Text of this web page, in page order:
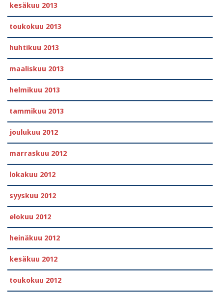
kesäkuu 2013
toukokuu 2013
huhtikuu 2013
maaliskuu 2013
helmikuu 2013
tammikuu 2013
joulukuu 2012
marraskuu 2012
lokakuu 2012
syyskuu 2012
elokuu 2012
heinäkuu 2012
kesäkuu 2012
toukokuu 2012